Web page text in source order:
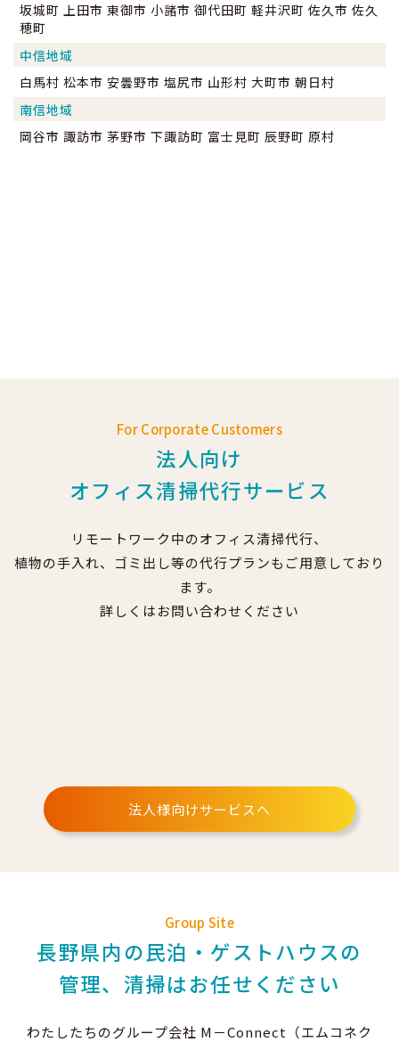
坂城町 上田市 東御市 小諸市 御代田町 軽井沢町 佐久市 佐久
穂町
中信地域
白馬村 松本市 安曇野市 塩尻市 山形村 大町市 朝日村
南信地域
岡谷市 諏訪市 茅野市 下諏訪町 富士見町 辰野町 原村
For Corporate Customers
法人向け
オフィス清掃代行サービス
リモートワーク中のオフィス清掃代行、
植物の手入れ、ゴミ出し等の代行プランもご用意しており
ます。
詳しくはお問い合わせください
法人様向けサービスへ
Group Site
長野県内の民泊・ゲストハウスの
管理、清掃はお任せください
わたしたちのグループ会社 M－Connect（エムコネク